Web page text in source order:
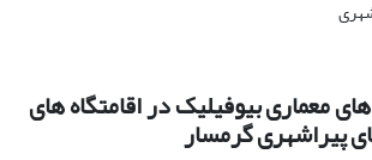
معماری بیوفیلیک در اقامتگاه های
پیراشهری گرمسار